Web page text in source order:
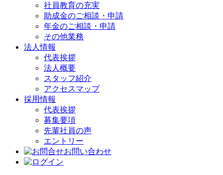
社員教育の充実
助成金のご相談・申請
年金のご相談・申請
その他業務
法人情報
代表挨拶
法人概要
スタッフ紹介
アクセスマップ
採用情報
代表挨拶
募集要項
先輩社員の声
エントリー
お問い合わせ